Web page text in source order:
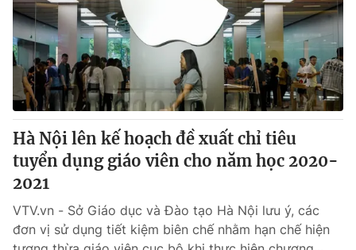
® Cấm sao chép dưới mọi hình thức nếu không có sự chấp
thuận bằng văn bản. Ghi rõ nguồn VTV.vn khi phát hành lại
thông tin từ website này.
Hà Nội lên kế hoạch đề xuất chỉ tiêu
tuyển dụng giáo viên cho năm học 2020-
2021
VTV.vn - Sở Giáo dục và Đào tạo Hà Nội lưu ý, các
đơn vị sử dụng tiết kiệm biên chế nhằm hạn chế hiện